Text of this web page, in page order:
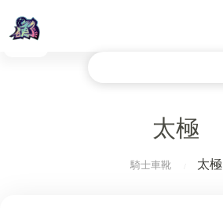
太極
騎士車靴 太極